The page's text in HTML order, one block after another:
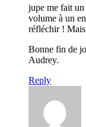
jupe me fait
volume à un
réfléchir !
Bonne fin de
Audrey.
Reply